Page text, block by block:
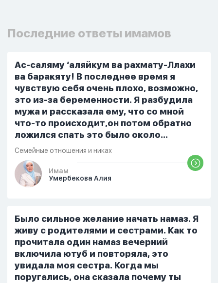
Последние ответы имамов
Ас-саляму ‘аляйкум ва рахмату-Ллахи
ва баракяту! В последнее время я
чувствую себя очень плохо, возможно,
это из-за беременности. Я разбудила
мужа и рассказала ему, что со мной
что-то происходит,он потом обратно
ложился спать это было около
одиннадцати вечера. Но я снова
разбудила его, сказав, что мне плохо.
Он ответил: «Я живу с больными». Мне
стало очень обидно, и я решила
проснулся и спросил, что случилось. И
я рассказала о своих проблемах. Затем
я сказала ему:...
Семейные отношения и никах
Имам
Умербекова Алия
Было сильное желание начать намаз. Я
живу с родителями и сестрами. Как то
прочитала один намаз вечерний
включила ютуб и повторяла, это
увидала моя сестра. Когда мы
поругались, она сказала почему ты